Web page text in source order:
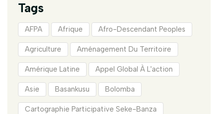
Tags
AFPA Afrique Afro-Descendant Peoples
Agriculture Aménagement Du Territoire
Amérique Latine Appel Global À L'action
Asie Basankusu Bolomba
Cartographie Participative Seke-Banza